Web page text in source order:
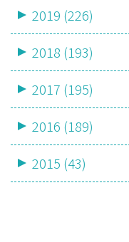
2019 (226)
2018 (193)
2017 (195)
2016 (189)
2015 (43)